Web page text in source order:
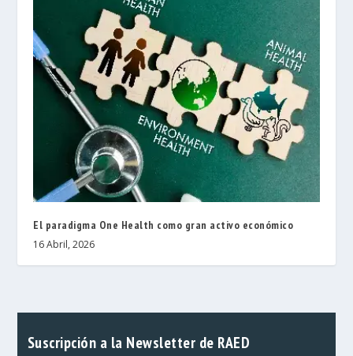
El paradigma One Health como gran activo económico
16 Abril, 2026
Suscripción a la Newsletter de RAED